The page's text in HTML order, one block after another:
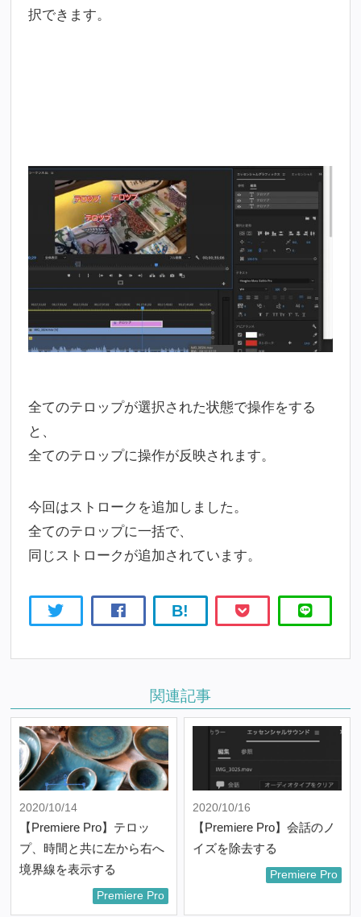
択できます。
全てのテロップが選択された状態で操作をする
と、
全てのテロップに操作が反映されます。
今回はストロークを追加しました。
全てのテロップに一括で、
同じストロークが追加されています。
B!
関連記事
2020/10/14
【Premiere Pro】テロッ
プ、時間と共に左から右へ
境界線を表示する
Premiere Pro
2020/10/16
【Premiere Pro】会話のノ
イズを除去する
Premiere Pro